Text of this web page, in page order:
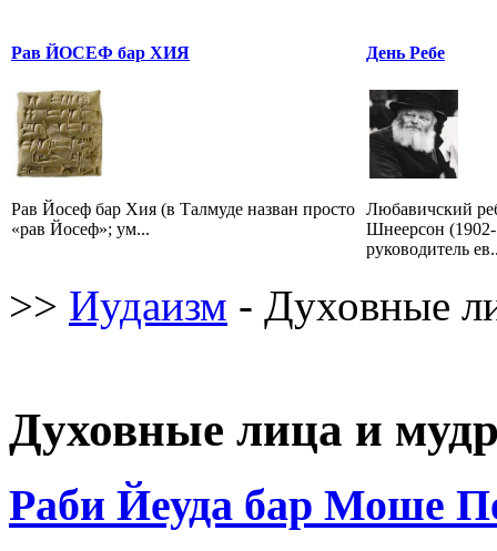
Рав ЙОСЕФ бар ХИЯ
Рав Йосеф бар Хия (в Талмуде назван просто
«рав Йосеф»; ум...
День Ребе
Любавичский
Шнеерсон
руководитель
>> Иудаизм - Духовные
Духовные лица и
Раби Йеуда бар Моше